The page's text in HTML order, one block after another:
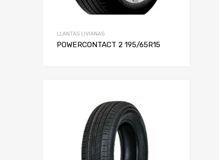
LLANTAS LIVIANAS
POWERCONTACT 2 195/65R15